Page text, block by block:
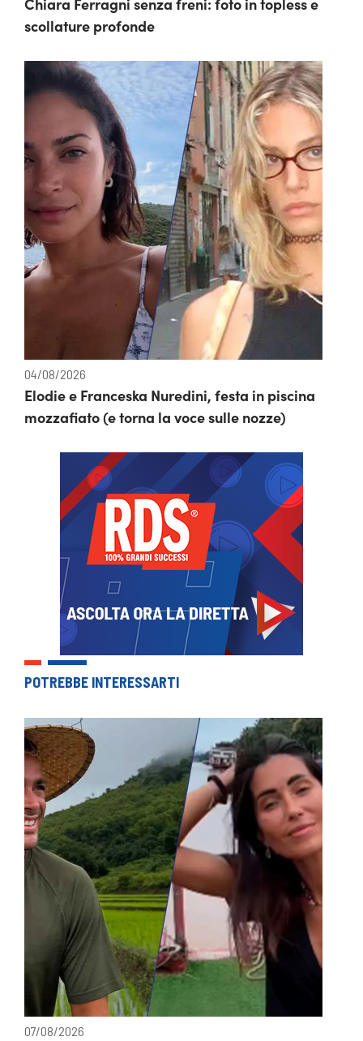
scollature profonde
04/08/2026
Elodie e Franceska Nuredini, festa in piscina
mozzafiato (e torna la voce sulle nozze)
POTREBBE INTERESSARTI
07/08/2026